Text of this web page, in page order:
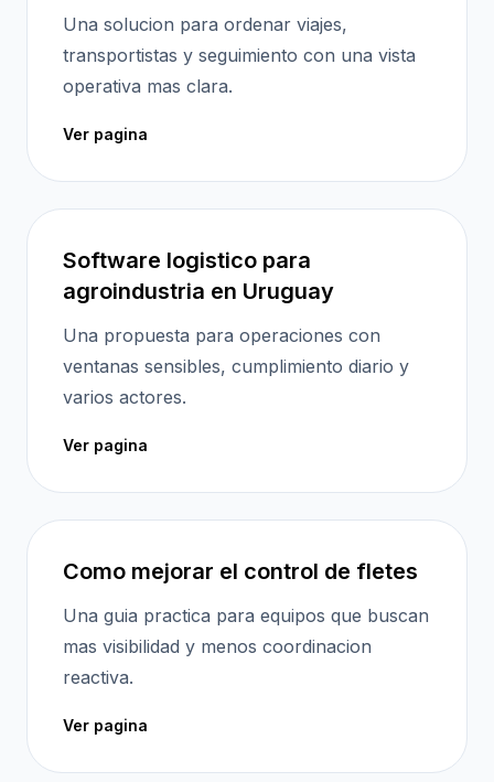
Una solucion para ordenar viajes,
transportistas y seguimiento con una vista
operativa mas clara.
Ver pagina
Software logistico para
agroindustria en Uruguay
Una propuesta para operaciones con
ventanas sensibles, cumplimiento diario y
varios actores.
Ver pagina
Como mejorar el control de fletes
Una guia practica para equipos que buscan
mas visibilidad y menos coordinacion
reactiva.
Ver pagina